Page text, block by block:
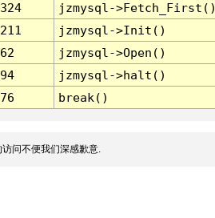
324
jzmysql-
211
jzmysql->Init()
62
jzmysql->Open()
94
jzmysql->halt()
76 break()
问不便我们深感歉意.